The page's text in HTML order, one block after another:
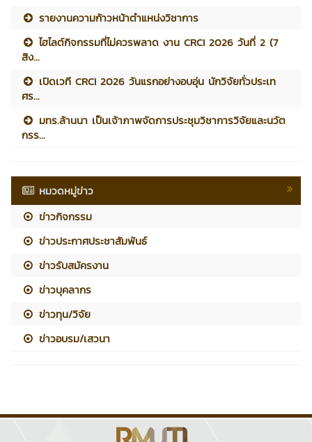
รายงานความก้าวหน้าตำแหน่งวิชาการ
ไฮไลต์กิจกรรมที่ไม่ควรพลาด งาน CRCI 2026 วันที่ 2 (7
สิง...
เปิดเวที CRCI 2026 วันแรกอย่างอบอุ่น นักวิจัยทั่วประเท
ศร...
มทร.ล้านนา เป็นเจ้าภาพจัดการประชุมวิชาการวิจัยและนวัต
กรร...
หมวดหมู่ข่าว
ข่าวกิจกรรม
ข่าวประกาศประชาสัมพันธ์
ข่าวรับสมัครงาน
ข่าวบุคลากร
ข่าวทุน/วิจัย
ข่าวอบรม/เสวนา